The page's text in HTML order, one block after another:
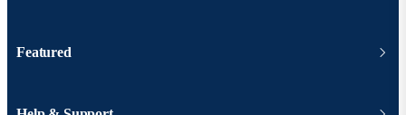
Featured